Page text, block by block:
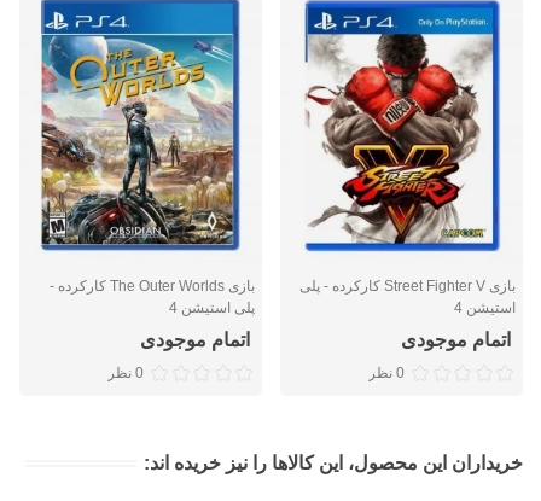
بازی Street Fighter V کارکرده - پلی
استیشن 4
اتمام موجودی
0 نظر
بازی The Outer Worlds کارکرده -
پلی استیشن 4
اتمام موجودی
0 نظر
خریداران این محصول، این کالاها را نیز خریده اند: